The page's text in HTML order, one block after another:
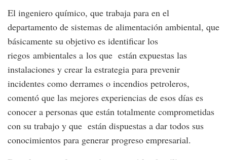
El ingeniero químico, que trabaja para en el
departamento de sistemas de alimentación ambiental, que
básicamente su objetivo es identificar los
riegos ambientales a los que están expuestas las
instalaciones y crear la estrategia para prevenir
incidentes como derrames o incendios petroleros,
comentó que las mejores experiencias de esos días es
conocer a personas que están totalmente comprometidas
con su trabajo y que están dispuestas a dar todos sus
conocimientos para generar progreso empresarial.